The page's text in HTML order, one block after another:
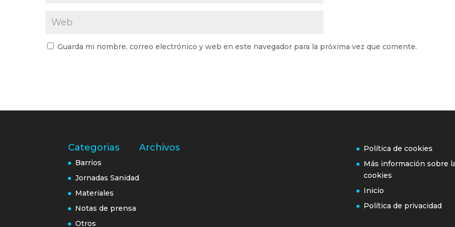
Guarda mi nombre, correo electrónico y web en este navegador para la próxima vez que comente.
Categorias
Barrios
Jornadas Sanidad
Materiales
Notas de prensa
Otros
Archivos
Política de cookies
Más información sobre
cookies
Inicio
Política de privacidad